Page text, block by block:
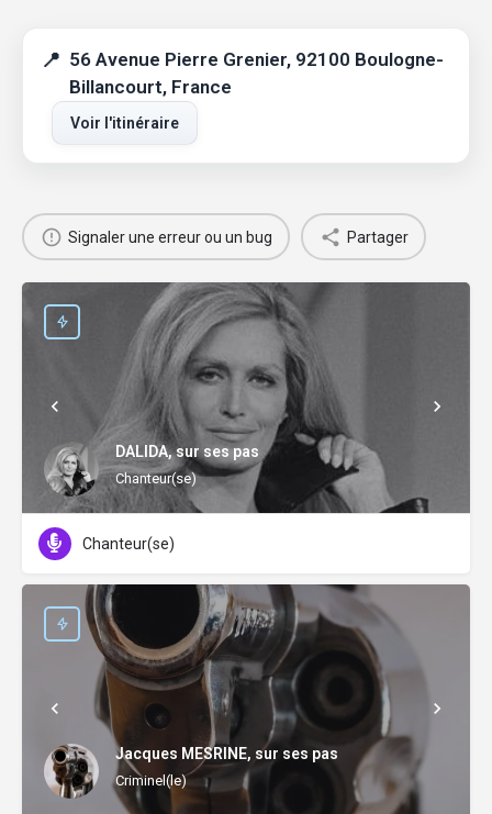
56 Avenue Pierre Grenier, 92100 Boulogne-
Billancourt, France
Voir l'itinéraire
Signaler une erreur ou un bug Partager
DALIDA, sur ses pas
Chanteur(se)
Chanteur(se)
Jacques MESRINE, sur ses pas
Criminel(le)